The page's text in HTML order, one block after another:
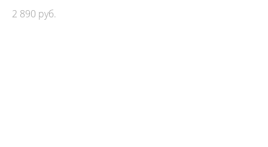
2 890 pуб.